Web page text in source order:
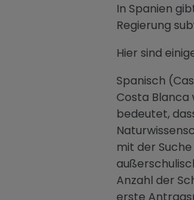
In Spanien
Regierung
Hier sind
Spanisch
Costa Blanca
bedeutet,
mit der
Anzahl der